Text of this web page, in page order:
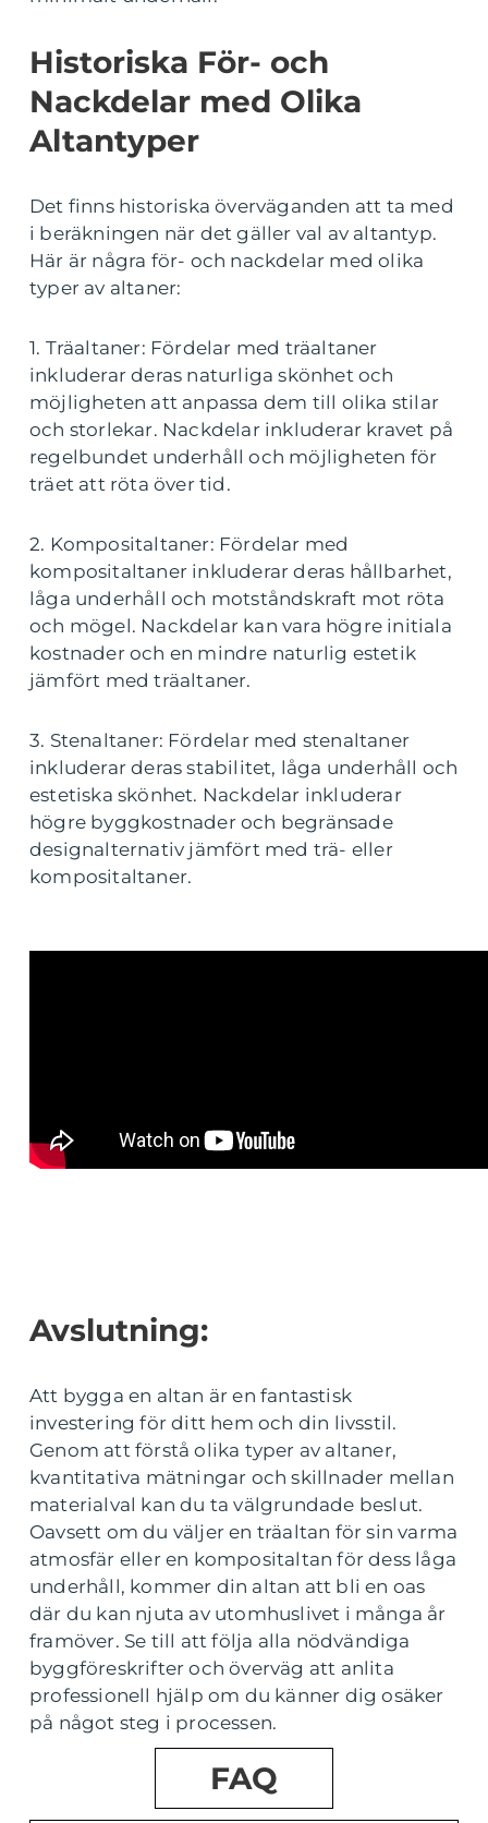
Historiska För- och
Nackdelar med Olika
Altantyper
Det finns historiska överväganden att ta med
i beräkningen när det gäller val av altantyp.
Här är några för- och nackdelar med olika
typer av altaner:
1. Träaltaner: Fördelar med träaltaner
inkluderar deras naturliga skönhet och
möjligheten att anpassa dem till olika stilar
och storlekar. Nackdelar inkluderar kravet på
regelbundet underhåll och möjligheten för
träet att röta över tid.
2. Kompositaltaner: Fördelar med
kompositaltaner inkluderar deras hållbarhet,
låga underhåll och motståndskraft mot röta
och mögel. Nackdelar kan vara högre initiala
kostnader och en mindre naturlig estetik
jämfört med träaltaner.
3. Stenaltaner: Fördelar med stenaltaner
inkluderar deras stabilitet, låga underhåll och
estetiska skönhet. Nackdelar inkluderar
högre byggkostnader och begränsade
designalternativ jämfört med trä- eller
kompositaltaner.
Avslutning:
Att bygga en altan är en fantastisk
investering för ditt hem och din livsstil.
Genom att förstå olika typer av altaner,
kvantitativa mätningar och skillnader mellan
materialval kan du ta välgrundade beslut.
Oavsett om du väljer en träaltan för sin varma
atmosfär eller en kompositaltan för dess låga
underhåll, kommer din altan att bli en oas
där du kan njuta av utomhuslivet i många år
framöver. Se till att följa alla nödvändiga
byggföreskrifter och överväg att anlita
professionell hjälp om du känner dig osäker
på något steg i processen.
FAQ